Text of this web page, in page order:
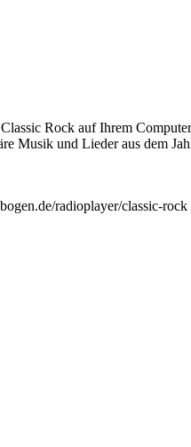
Rock auf Ihrem
Musik und Lieder aus dem
radioplayer/classic-rock